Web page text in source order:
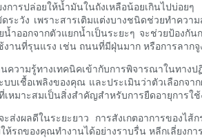
การปล่อยให้น้ำมันในถังเหลือน้อยเกินไปบ่อ
ระวัง เพราะสารเติมแต่งบางชนิดช่วยทำค
ออกจากตัวแยกน้ำเป็นระยะๆ จะช่วยป้องกั
านที่รุนแรง เช่น ถนนที่มีฝุ่นมาก หรือการลาก
ความรู้ทางเทคนิคเข้ากับการพิจารณาในท
เชื้อเพลิงของคุณ และประเมินว่าตัวเลือกจ
มาะสมเป็นสิ่งสำคัญสำหรับการยืดอายุการใ
ส่งผลดีในระยะยาว การสังเกตอาการของ
ห้รถของคุณทำงานได้อย่างราบรื่น หลีกเลี่ย